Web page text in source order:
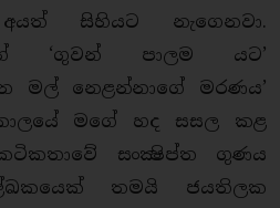
සිහියට නැගෙනවා.
‘ගුවන් පාලම යට’
මල් නෙළන්නාගේ මරණය’
මගේ හද සසල කළ
සංක්‍ෂිප්ත ගුණය
තමයි ජයතිලක